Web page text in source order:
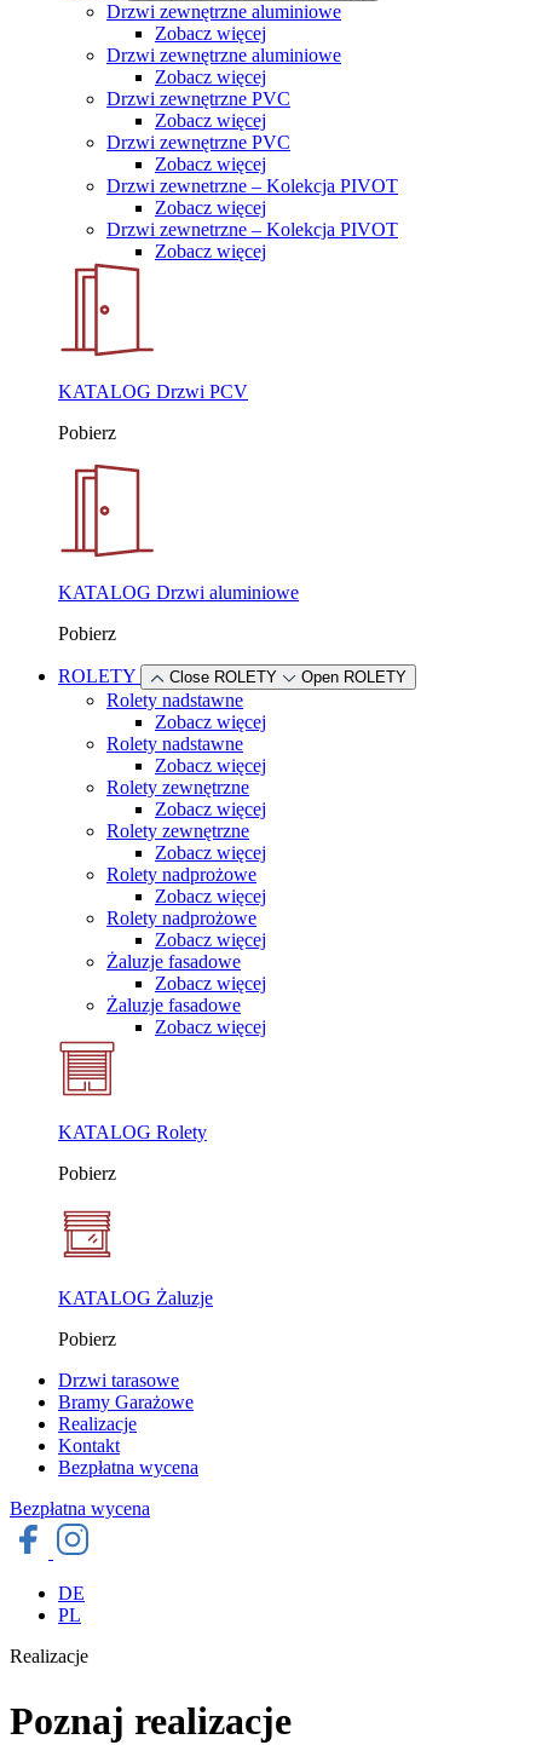
Drzwi zewnętrzne aluminiowe
Zobacz więcej
Drzwi zewnętrzne aluminiowe
Zobacz więcej
Drzwi zewnętrzne PVC
Zobacz więcej
Drzwi zewnętrzne PVC
Zobacz więcej
Drzwi zewnetrzne – Kolekcja PIVOT
Zobacz więcej
Drzwi zewnetrzne – Kolekcja PIVOT
Zobacz więcej
KATALOG Drzwi PCV
Pobierz
KATALOG Drzwi aluminiowe
Pobierz
ROLETY Close ROLETY Open ROLETY
Rolety nadstawne
Zobacz więcej
Rolety nadstawne
Zobacz więcej
Rolety zewnętrzne
Zobacz więcej
Rolety zewnętrzne
Zobacz więcej
Rolety nadprożowe
Zobacz więcej
Rolety nadprożowe
Zobacz więcej
Żaluzje fasadowe
Zobacz więcej
Żaluzje fasadowe
Zobacz więcej
KATALOG Rolety
Pobierz
KATALOG Żaluzje
Pobierz
Drzwi tarasowe
Bramy Garażowe
Realizacje
Kontakt
Bezpłatna wycena
Bezpłatna wycena
DE
PL
Realizacje
Poznaj realizacje